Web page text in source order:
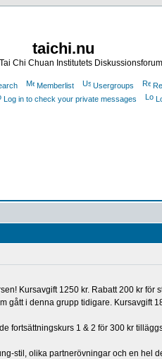
taichi.nu
Chi Chuan Institutets Diskussionsforum
Memberlist Usergroups
Log in to check your private messages
Kursavgift 1250 kr. Rabatt 200 kr för
i denna grupp tidigare. Kursavgift
1 & 2 för 300 kr
stil, olika partnerövningar och en hel